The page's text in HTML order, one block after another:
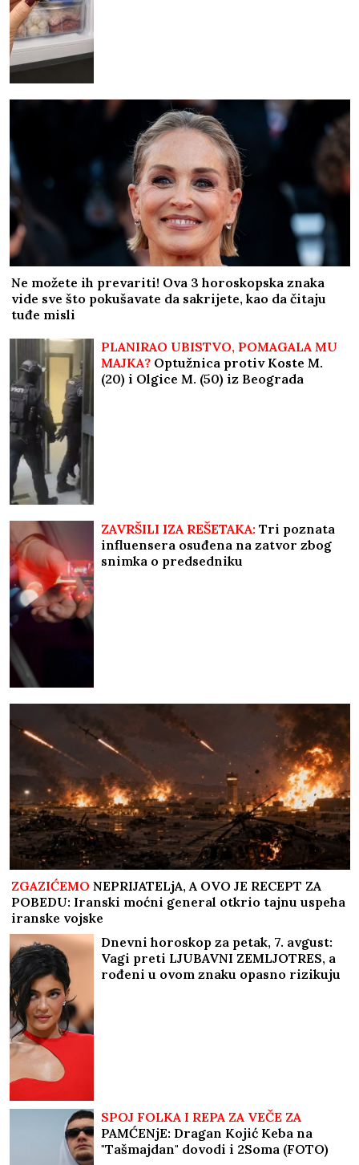
Ne možete ih prevariti! Ova 3 horoskopska znaka
vide sve što pokušavate da sakrijete, kao da čitaju
tuđe misli
PLANIRAO UBISTVO, POMAGALA MU
MAJKA?Optužnica protiv Koste M.
(20) i Olgice M. (50) iz Beograda
ZAVRŠILI IZA REŠETAKA: Tri poznata
influensera osuđena na zatvor zbog
snimka o predsedniku
ZGAZIĆEMO NEPRIJATELjA, A OVO JE RECEPT ZA
POBEDU: Iranski moćni general otkrio tajnu uspeha
iranske vojske
Dnevni horoskop za petak, 7. avgust:
Vagi preti LJUBAVNI ZEMLJOTRES, a
rođeni u ovom znaku opasno rizikuju
SPOJ FOLKA I REPA ZA VEČE ZA
PAMĆENjE: Dragan Kojić Keba na
"Tašmajdan" dovodi i 2Soma (FOTO)